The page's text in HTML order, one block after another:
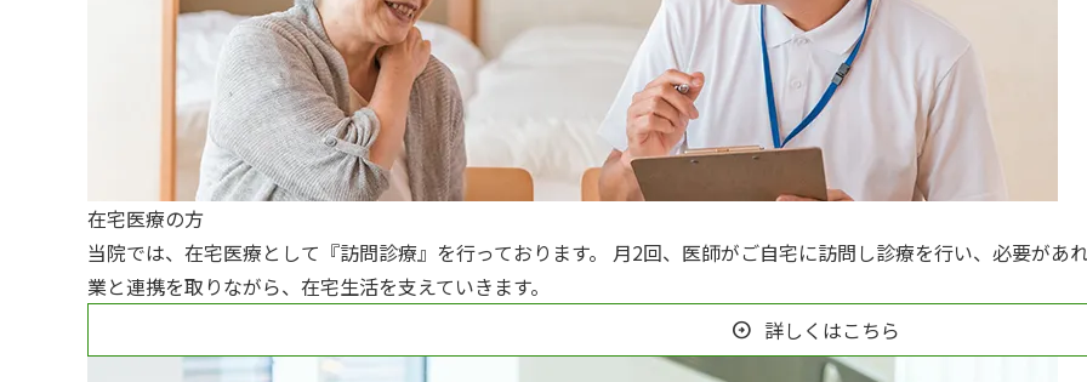
在宅医療の方
当院では、在宅医療として『訪問診療』を行っております。 月2回、医師がご自宅に訪問し診療を行い、必要があ
業と連携を取りながら、在宅生活を支えていきます。
arrow_circle_right 詳しくはこちら